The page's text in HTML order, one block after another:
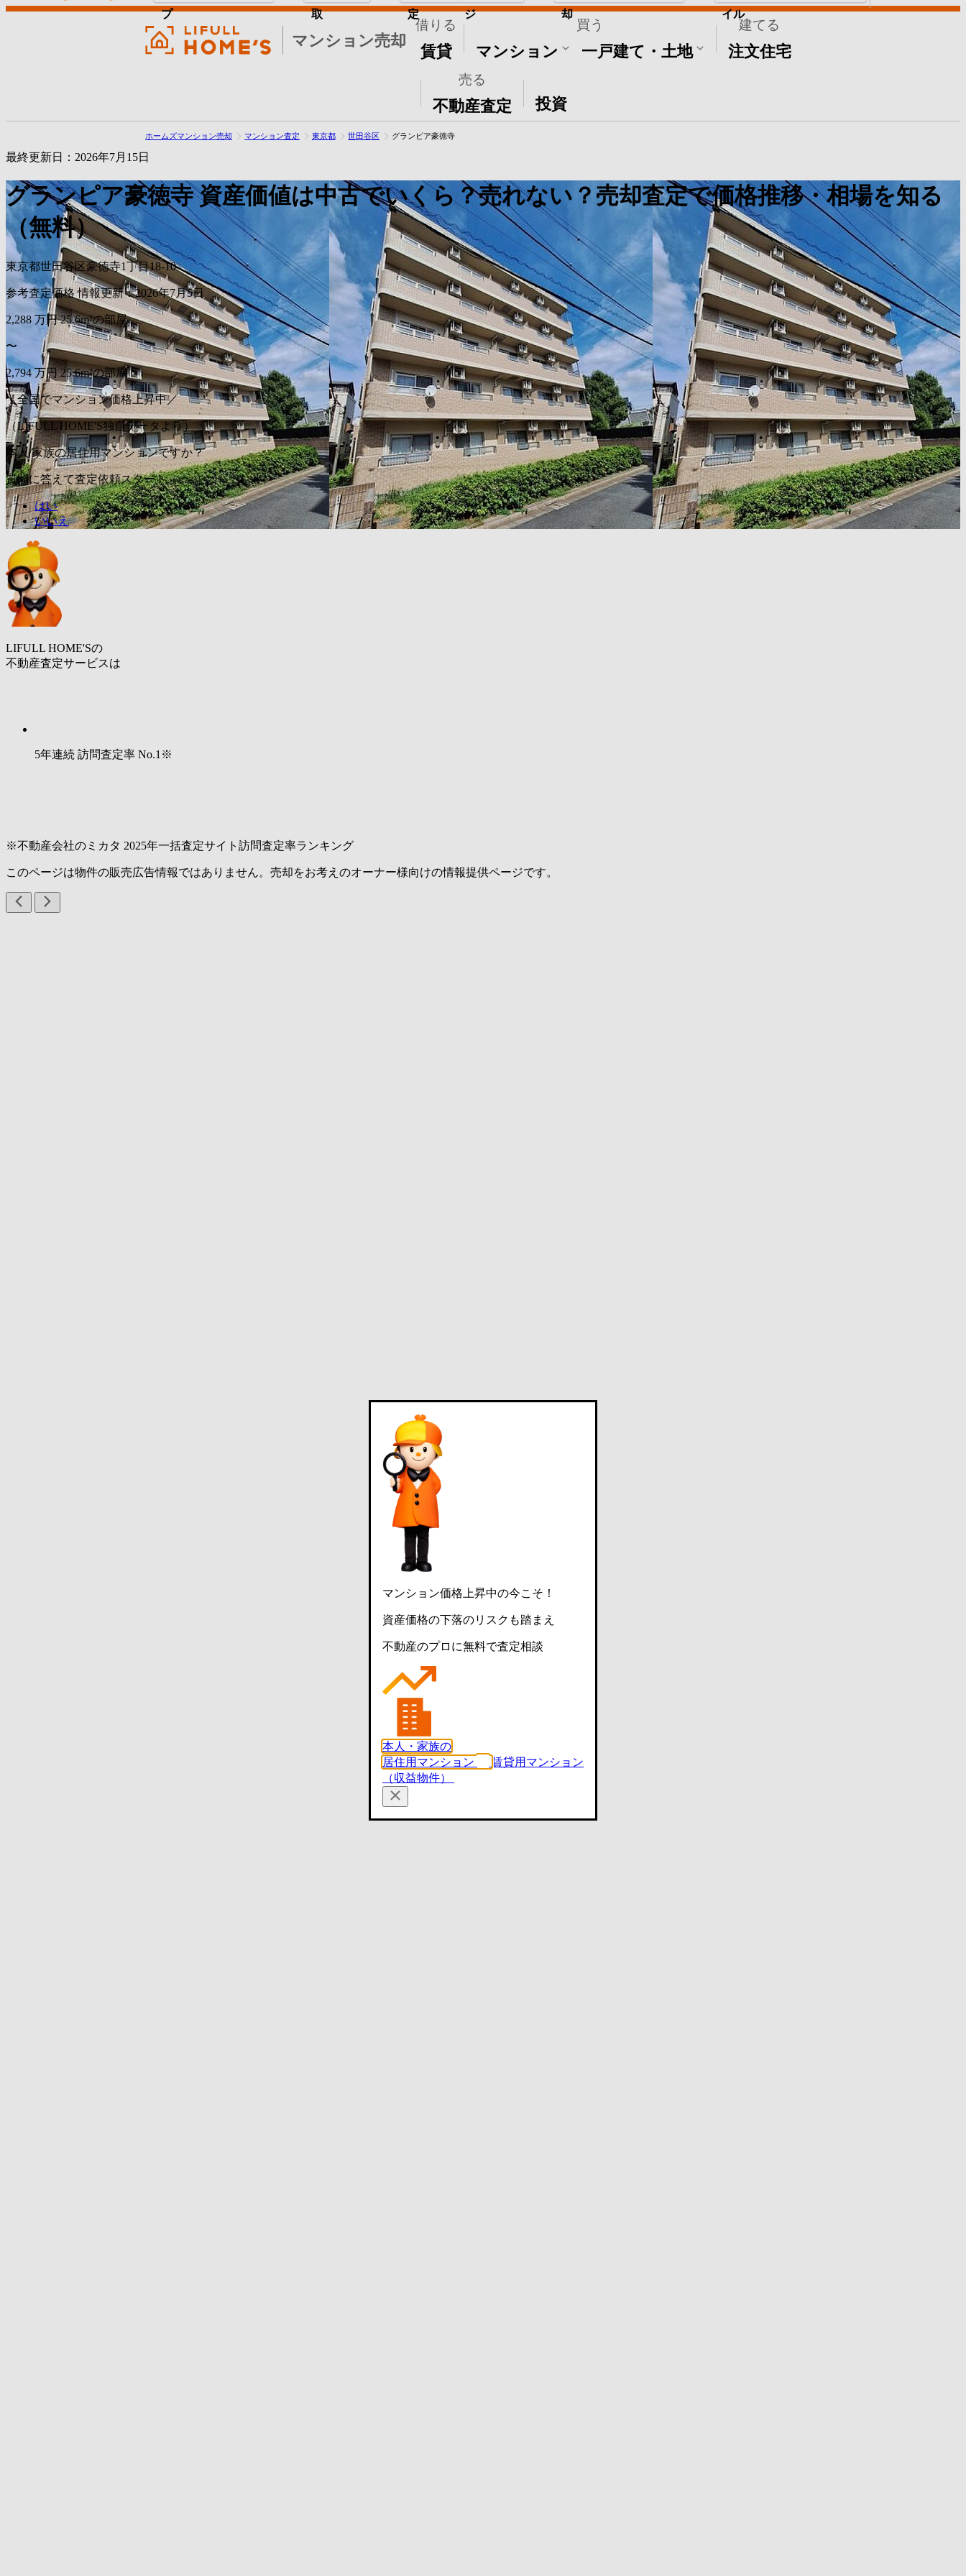
マンション売却
借りる
賃貸
買う
マンション 一戸建て・土地
建てる
注文住宅
売る
不動産査定
その他
投資
プ 取 定 ジ 却 イル
ホームズマンション売却 マンション査定 東京都 世田谷区 グランピア豪徳寺
最終更新日：2026年7月15日
グランピア豪徳寺 資産価値は中古でいくら？売れない？売却査定で価格推移・相場を知る
（無料）
東京都世田谷区豪徳寺1丁目18-10
参考査定価格 情報更新：2026年7月5日
2,288 万円 25.6m²の部屋
〜
2,794 万円 25.6m²の部屋
＼全国でマンション価格上昇中／
（LIFULL HOME'S独自データより）
本人/家族の居住用マンションですか？
質問に答えて査定依頼スタート
はい
いいえ
LIFULL HOME'Sの
不動産査定サービスは
5年連続 訪問査定率 No.1 ※
※不動産会社のミカタ 2025年一括査定サイト訪問査定率ランキング
このページは物件の販売広告情報ではありません。売却をお考えのオーナー様向けの情報提供ページです。
マンション価格上昇中の今こそ！
資産価格の下落のリスクも踏まえ
不動産のプロに無料で査定相談
本人・家族の
居住用マンション
賃貸用マンション
（収益物件）